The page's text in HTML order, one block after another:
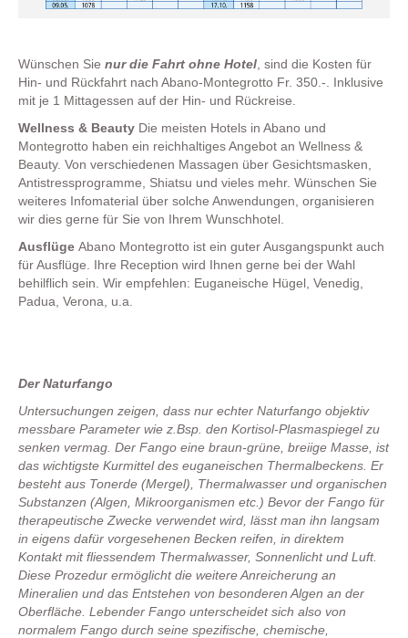
Wünschen Sie nur die Fahrt ohne Hotel , sind die Kosten für
Hin- und Rückfahrt nach Abano-Montegrotto Fr. 350.-. Inklusive
mit je 1 Mittagessen auf der Hin- und Rückreise.
Wellness & Beauty Die meisten Hotels in Abano und
Montegrotto haben ein reichhaltiges Angebot an Wellness &
Beauty. Von verschiedenen Massagen über Gesichtsmasken,
Antistressprogramme, Shiatsu und vieles mehr. Wünschen Sie
weiteres Infomaterial über solche Anwendungen, organisieren
wir dies gerne für Sie von Ihrem Wunschhotel.
Ausflüge Abano Montegrotto ist ein guter Ausgangspunkt auch
für Ausflüge. Ihre Reception wird Ihnen gerne bei der Wahl
behilflich sein. Wir empfehlen: Euganeische Hügel, Venedig,
Padua, Verona, u.a.
Der Naturfango
Untersuchungen zeigen, dass nur echter Naturfango objektiv
messbare Parameter wie z.Bsp. den Kortisol-Plasmaspiegel zu
senken vermag. Der Fango eine braun-grüne, breiige Masse, ist
das wichtigste Kurmittel des euganeischen Thermalbeckens. Er
besteht aus Tonerde (Mergel), Thermalwasser und organischen
Substanzen (Algen, Mikroorganismen etc.) Bevor der Fango für
therapeutische Zwecke verwendet wird, lässt man ihn langsam
in eigens dafür vorgesehenen Becken reifen, in direktem
Kontakt mit fliessendem Thermalwasser, Sonnenlicht und Luft.
Diese Prozedur ermöglicht die weitere Anreicherung an
Mineralien und das Entstehen von besonderen Algen an der
Oberfläche. Lebender Fango unterscheidet sich also von
normalem Fango durch seine spezifische, chemische,